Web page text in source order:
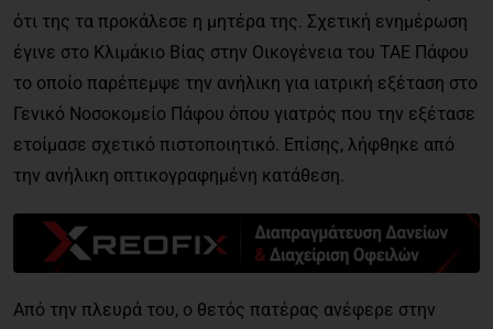
ότι της τα προκάλεσε η μητέρα της. Σχετική ενημέρωση
έγινε στο Κλιμάκιο Βίας στην Οικογένεια του ΤΑΕ Πάφου
το οποίο παρέπεμψε την ανήλικη για ιατρική εξέταση στο
Γενικό Νοσοκομείο Πάφου όπου γιατρός που την εξέτασε
ετοίμασε σχετικό πιστοποιητικό. Επίσης, λήφθηκε από
την ανήλικη οπτικογραφημένη κατάθεση.
Από την πλευρά του, ο θετός πατέρας ανέφερε στην